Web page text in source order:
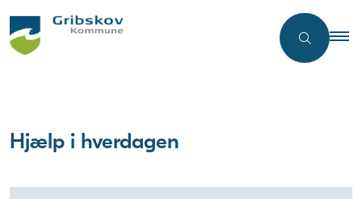
Hjælp i hverdagen